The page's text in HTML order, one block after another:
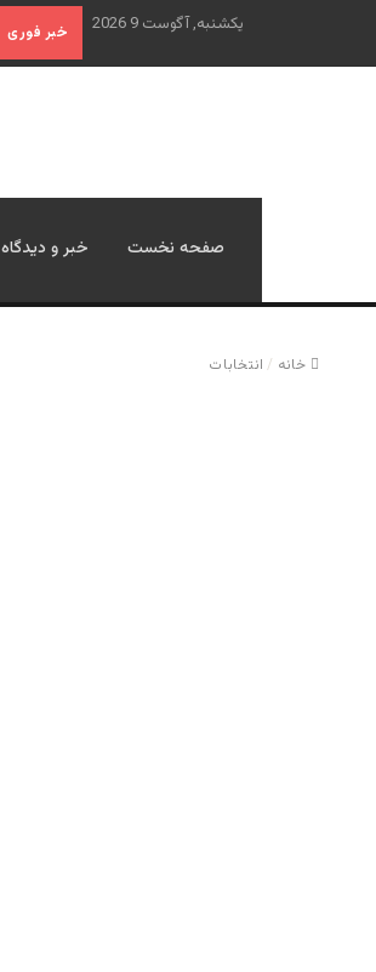
یکشنبه, آگوست 9 2026 خبر فوری
صفحه نخست خبر و دیدگاه
خانه / انتخابات